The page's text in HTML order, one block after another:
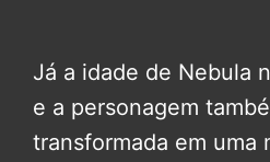
Já a idade de Nebula
e a personagem
transformada em uma